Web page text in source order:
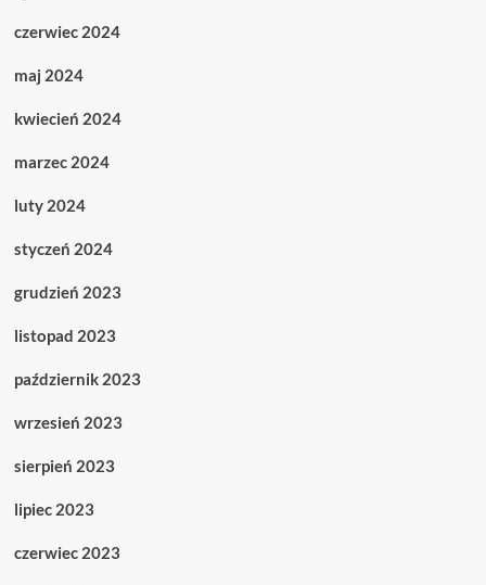
czerwiec 2024
maj 2024
kwiecień 2024
marzec 2024
luty 2024
styczeń 2024
grudzień 2023
listopad 2023
październik 2023
wrzesień 2023
sierpień 2023
lipiec 2023
czerwiec 2023